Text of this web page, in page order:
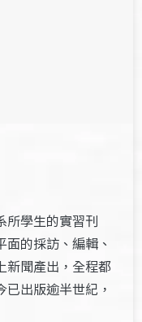
所學生的實習刊
的採訪、編輯、
新聞產出，全程都
出版逾半世紀，